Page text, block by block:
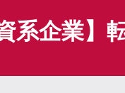
系企業】